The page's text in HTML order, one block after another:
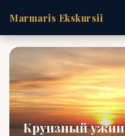
Marmaris Ekskursii
Круизный ужин